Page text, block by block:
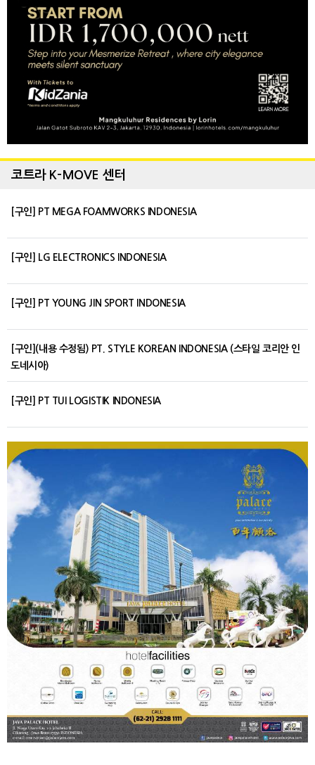
코트라 K-MOVE 센터
[구인] PT MEGA FOAMWORKS INDONESIA
[구인] LG ELECTRONICS INDONESIA
[구인] PT YOUNG JIN SPORT INDONESIA
[구인](내용 수정됨) PT. STYLE KOREAN INDONESIA (스타일 코리안 인
도네시아)
[구인] PT TUI LOGISTIK INDONESIA